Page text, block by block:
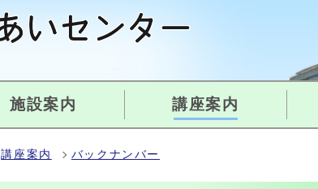
施設案内 講座案内
講座案内 バックナンバー